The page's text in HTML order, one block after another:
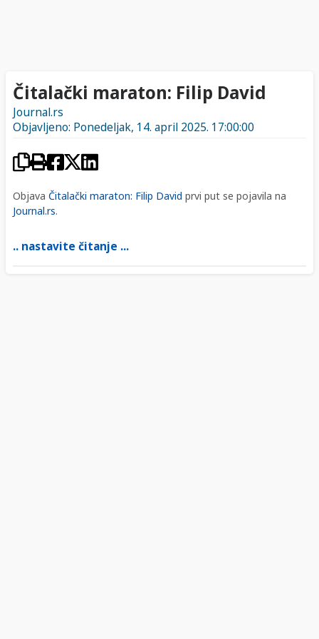
Čitalački maraton: Filip David
Journal.rs
Objavljeno: Ponedeljak, 14. april 2025. 17:00:00
Objava Čitalački maraton: Filip David prvi put se pojavila na
Journal.rs.
.. nastavite čitanje ...